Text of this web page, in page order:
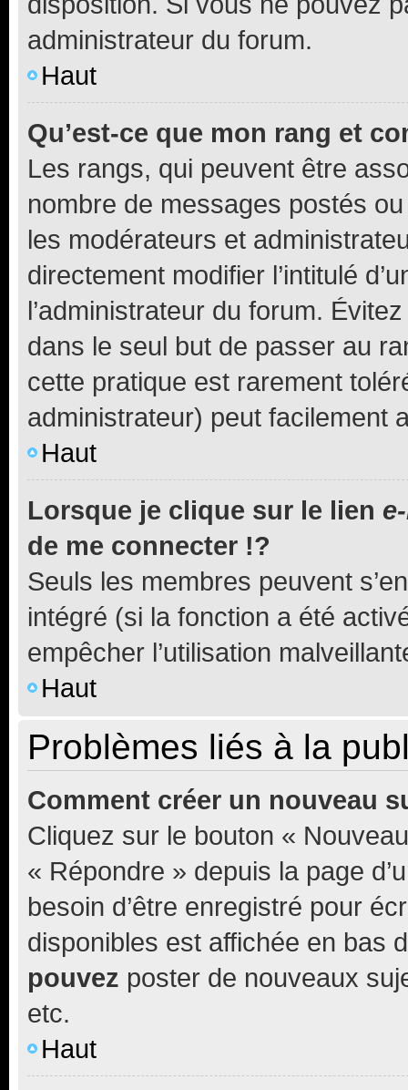
administrateur du forum.
Haut
Qu’est-ce que mon rang et
Les rangs, qui peuvent être
nombre de messages postés
les modérateurs et
directement modifier l’intitulé
l’administrateur du forum.
dans le seul but de passer au
cette pratique est rarement
administrateur) peut facilement
Haut
Lorsque je clique sur le lien
de me connecter !?
Seuls les membres peuvent
intégré (si la fonction a été
empêcher l’utilisation
Haut
Problèmes liés à la
Comment créer un nouveau
Cliquez sur le bouton «
« Répondre » depuis la page
besoin d’être enregistré pour
disponibles est affichée en bas
pouvez poster de nouveaux
etc.
Haut